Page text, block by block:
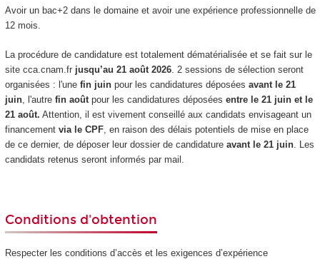
Avoir un bac+2 dans le domaine et avoir une expérience professionnelle de
12 mois.
La procédure de candidature est totalement dématérialisée et se fait sur le
site cca.cnam.frjusqu’au 21 août 2026. 2 sessions de sélection seront
organisées : l'une fin juin pour les candidatures déposées avant le 21
juin, l'autre fin août pour les candidatures déposées entre le 21 juin et le
21 août. Attention, il est vivement conseillé aux candidats envisageant un
financement via le CPF, en raison des délais potentiels de mise en place
de ce dernier, de déposer leur dossier de candidatureavant le 21 juin. Les
candidats retenus seront informés par mail.
Conditions d'obtention
Respecter les conditions d’accès et les exigences d’expérience